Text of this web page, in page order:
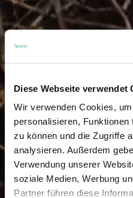
Diese Webseite verwendet
Wir verwenden Cookies,
personalisieren,
zu können und die Zugriffe
analysieren. Außerdem
Verwendung unserer
soziale Medien, Werbung
Partner führen diese